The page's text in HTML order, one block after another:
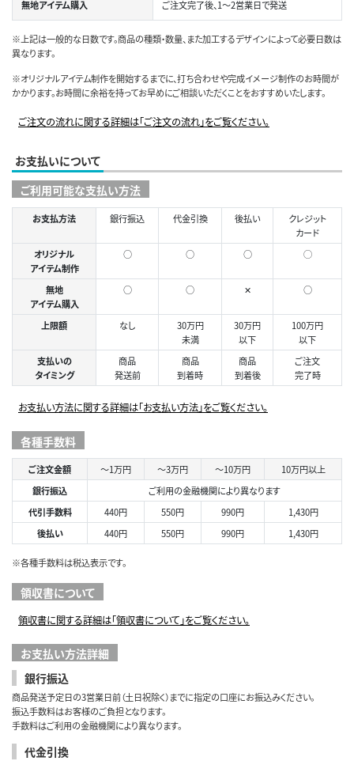
無地アイテム購入 ご注文完了後、1～2営業日で発送
※上記は一般的な日数です。商品の種類・数量、また加工するデザインによって必要日数は
異なります。
※オリジナルアイテム制作を開始するまでに、打ち合わせや完成イメージ制作のお時間が
かかります。お時間に余裕を持ってお早めにご相談いただくことをおすすめいたします。
ご注文の流れに関する詳細は「ご注文の流れ」をご覧ください。
お支払いについて
ご利用可能な支払い方法
お支払方法 銀行振込 代金引換 後払い
クレジット
カード
オリジナル
アイテム制作
○ ○ ○ ◯
無地
アイテム購入
○ ○ ✕ ○
上限額 なし
30万円
未満
30万円
以下
100万円
以下
支払いの
タイミング
商品
発送前
商品
到着時
商品
到着後
ご注文
完了時
お支払い方法に関する詳細は「お支払い方法」をご覧ください。
各種手数料
ご注文金額 ～1万円 ～3万円 ～10万円
10万円以上
銀行振込
ご利用の金融機関により異なります
代引手数料
440円 550円 990円
1,430円
後払い
440円 550円 990円 1,430円
※各種手数料は税込表示です。
領収書について
領収書に関する詳細は「領収書について」をご覧ください。
お支払い方法詳細
銀行振込
商品発送予定日の3営業日前（土日祝除く）までに指定の口座にお振込みください。
振込手数料はお客様のご負担となります。
手数料はご利用の金融機関により異なります。
代金引換